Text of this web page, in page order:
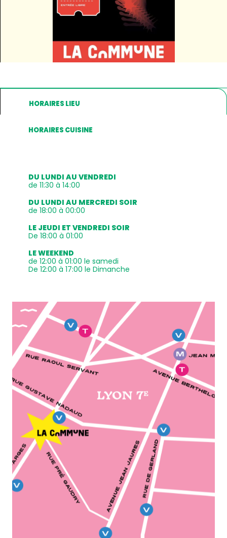
HORAIRES LIEU
HORAIRES CUISINE
DU LUNDI AU VENDREDI
de 11:30 à 14:00
DU LUNDI AU MERCREDI SOIR
de 18:00 à 00:00
LE JEUDI ET VENDREDI SOIR
De 18:00 à 01:00
LE WEEKEND
de 12:00 à 01:00 le samedi
De 12:00 à 17:00 le Dimanche